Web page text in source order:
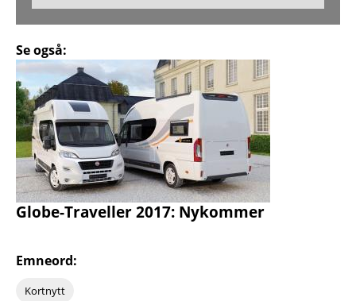
Se også:
Globe-Traveller 2017: Nykommer
Emneord:
Kortnytt